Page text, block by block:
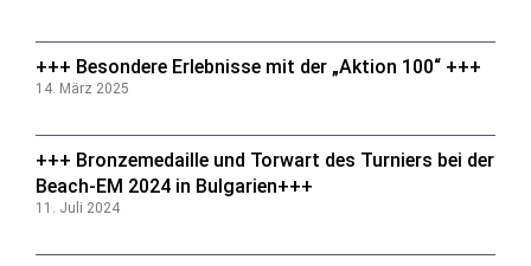
+++ Besondere Erlebnisse mit der „Aktion 100“ +++
14. März 2025
+++ Bronzemedaille und Torwart des Turniers bei der
Beach-EM 2024 in Bulgarien+++
11. Juli 2024